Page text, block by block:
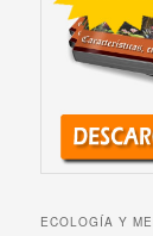
ECOLOGÍA Y